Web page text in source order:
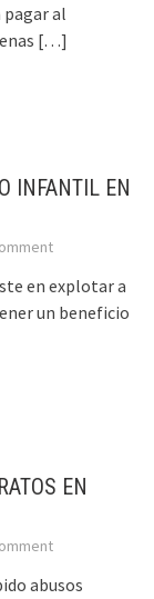
al
[…]
INFANTIL EN
en explotar a
un beneficio
EN
abusos